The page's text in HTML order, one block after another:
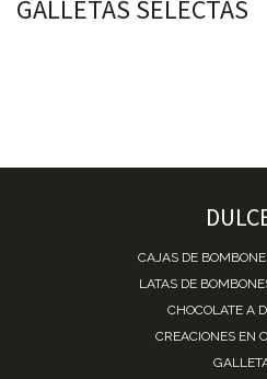
GALLETAS SELECTAS
CAJAS DE
LATAS DE
CHOCOLATE A
CREACIONES EN